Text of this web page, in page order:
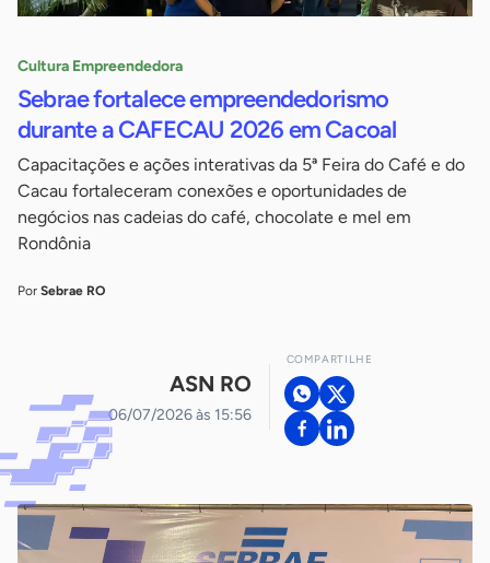
Cultura Empreendedora
Sebrae fortalece empreendedorismo
durante a CAFECAU 2026 em Cacoal
Capacitações e ações interativas da 5ª Feira do Café e do
Cacau fortaleceram conexões e oportunidades de
negócios nas cadeias do café, chocolate e mel em
Rondônia
Por Sebrae RO
ASN RO
06/07/2026 às 15:56
COMPARTILHE